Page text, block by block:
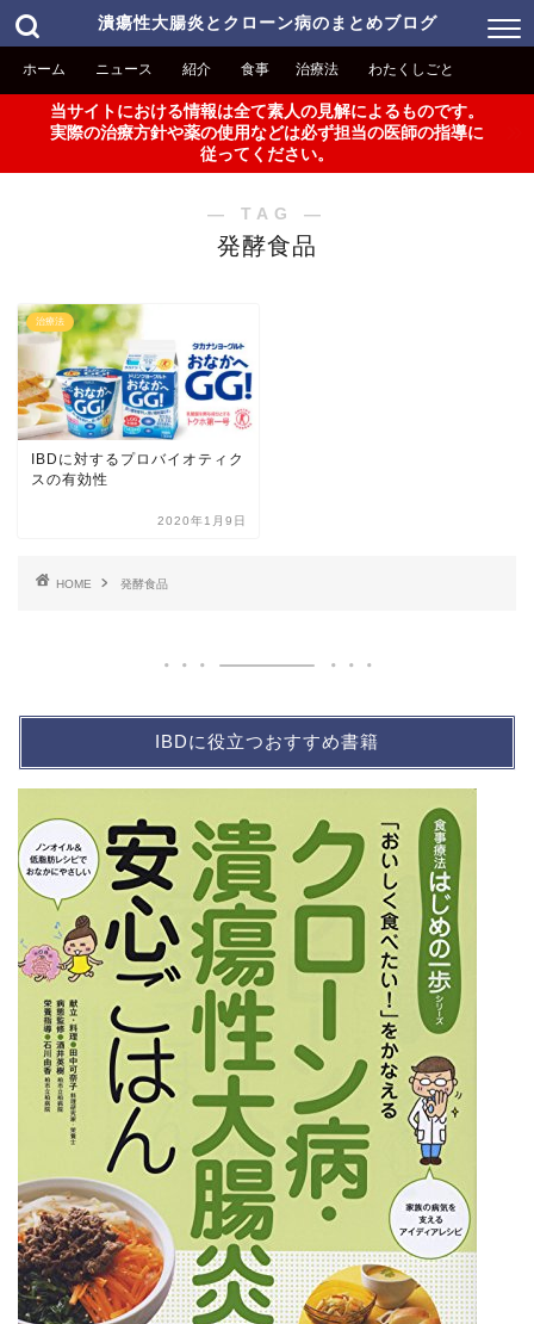
潰瘍性大腸炎とクローン病のまとめブログ
ホーム ニュース 紹介 食事 治療法 わたくしごと
当サイトにおける情報は全て素人の見解によるものです。
実際の治療方針や薬の使用などは必ず担当の医師の指導に
従ってください。
― TAG ―
発酵食品
治療法
IBDに対するプロバイオティク
スの有効性
2020年1月9日
HOME 発酵食品
IBDに役立つおすすめ書籍